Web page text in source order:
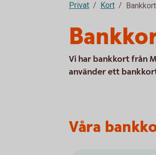
Privat Kort Bankkort
Vi har bankkort från
använder ett
Våra